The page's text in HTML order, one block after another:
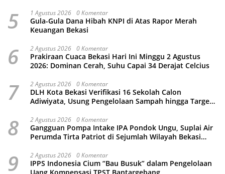
5 1 Agustus 2026 0 Komentar
Gula-Gula Dana Hibah KNPI di Atas Rapor Merah
Keuangan Bekasi
6 2 Agustus 2026 0 Komentar
Prakiraan Cuaca Bekasi Hari Ini Minggu 2 Agustus
2026: Dominan Cerah, Suhu Capai 34 Derajat Celcius
7 2 Agustus 2026 0 Komentar
DLH Kota Bekasi Verifikasi 16 Sekolah Calon
Adiwiyata, Usung Pengelolaan Sampah hingga Target
8 2 Agustus 2026 0 Komentar
Gangguan Pompa Intake IPA Pondok Ungu, Suplai Air
Perumda Tirta Patriot di Sejumlah Wilayah Bekasi
9 2 Agustus 2026 0 Komentar
IPPS Indonesia Cium “Bau Busuk” dalam Pengelolaan